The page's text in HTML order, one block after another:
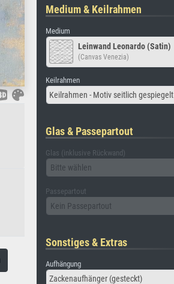
Medium & Keilrahmen
Medium
Leinwand Leonardo (Satin)
(Canvas Venezia)
Keilrahmen
Keilrahmen - Motiv seitlich gespiegelt
Glas & Passepartout
Glas (inklusive Rückwand)
Bitte wählen
Passepartout
Kein Passepartout
Sonstiges & Extras
Aufhängung
Zackenaufhänger (gesteckt)